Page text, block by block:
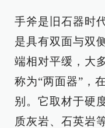
手斧是旧石器时
是具有双面与双
端相对平缓，大
称为“两面器”，
别。它取材于硬
质灰岩、石英岩